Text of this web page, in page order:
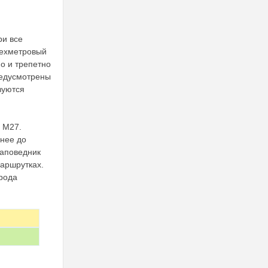
все
и трепетно
М27.
до